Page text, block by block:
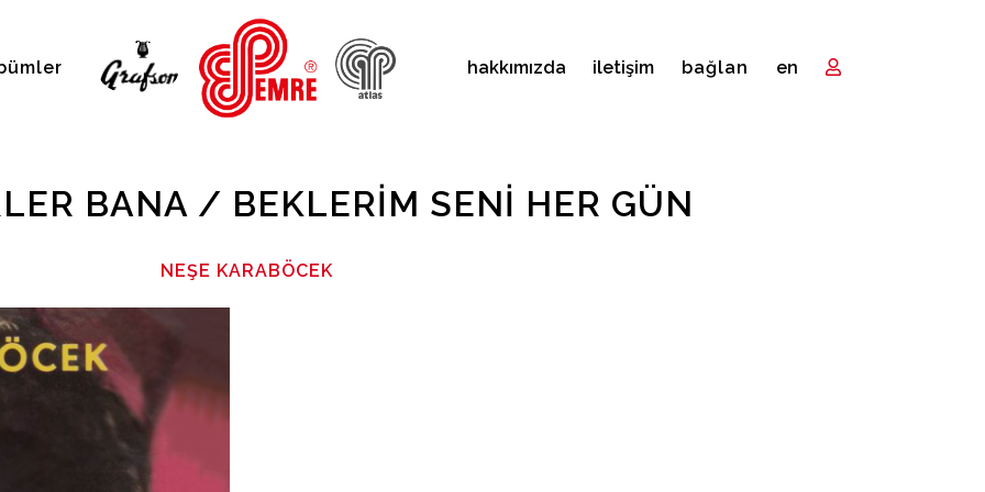
hakkımızda i̇letişim bağlan en
BANA / BEKLERIM SENI HER GÜN
NEŞE KARABÖCEK